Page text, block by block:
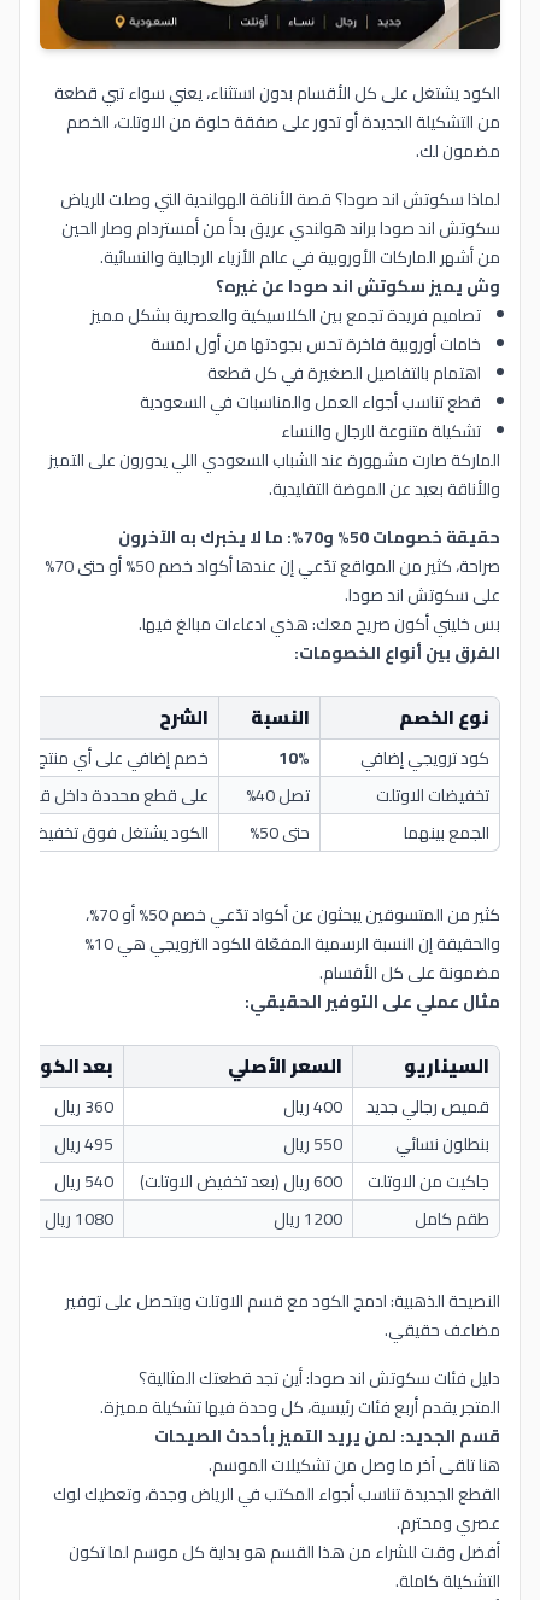
الكود يشتغل على كل الأقسام بدون استثناء، يعني سواء تبي قطعة
من التشكيلة الجديدة أو تدور على صفقة حلوة من الاوتلت، الخصم
مضمون لك.
لماذا سكوتش اند صودا؟ قصة الأناقة الهولندية التي وصلت للرياض
سكوتش اند صودا براند هولندي عريق بدأ من أمستردام وصار الحين
من أشهر الماركات الأوروبية في عالم الأزياء الرجالية والنسائية.
وش يميز سكوتش اند صودا عن غيره؟
تصاميم فريدة تجمع بين الكلاسيكية والعصرية بشكل مميز
خامات أوروبية فاخرة تحس بجودتها من أول لمسة
اهتمام بالتفاصيل الصغيرة في كل قطعة
قطع تناسب أجواء العمل والمناسبات في السعودية
تشكيلة متنوعة للرجال والنساء
الماركة صارت مشهورة عند الشباب السعودي اللي يدورون على التميز
والأناقة بعيد عن الموضة التقليدية.
حقيقة خصومات 50% و70%: ما لا يخبرك به الآخرون
صراحة، كثير من المواقع تدّعي إن عندها أكواد خصم 50% أو حتى 70%
على سكوتش اند صودا.
بس خليني أكون صريح معك: هذي ادعاءات مبالغ فيها.
الفرق بين أنواع الخصومات:
نوع الخصم النسبة الشرح
كود ترويجي إضافي 10%
خصم إضافي على أي منتج
تخفيضات الاوتلت
تصل 40%
على قطع محددة داخل قسم
الجمع بينهما
حتى 50% الكود يشتغل فوق تخفيض
كثير من المتسوقين يبحثون عن أكواد تدّعي خصم 50% أو 70%،
والحقيقة إن النسبة الرسمية المفعّلة للكود الترويجي هي 10%
مضمونة على كل الأقسام.
مثال عملي على التوفير الحقيقي:
السيناريو السعر الأصلي بعد الكود
قميص رجالي جديد 400 ريال 360 ريال
بنطلون نسائي
550 ريال 495 ريال
جاكيت من الاوتلت
600 ريال (بعد تخفيض الاوتلت) 540 ريال
طقم كامل
1200 ريال 1080 ريال
النصيحة الذهبية: ادمج الكود مع قسم الاوتلت وبتحصل على توفير
مضاعف حقيقي.
دليل فئات سكوتش اند صودا: أين تجد قطعتك المثالية؟
المتجر يقدم أربع فئات رئيسية، كل وحدة فيها تشكيلة مميزة.
قسم الجديد: لمن يريد التميز بأحدث الصيحات
هنا تلقى آخر ما وصل من تشكيلات الموسم.
القطع الجديدة تناسب أجواء المكتب في الرياض وجدة، وتعطيك لوك
عصري ومحترم.
أفضل وقت للشراء من هذا القسم هو بداية كل موسم لما تكون
التشكيلة كاملة.